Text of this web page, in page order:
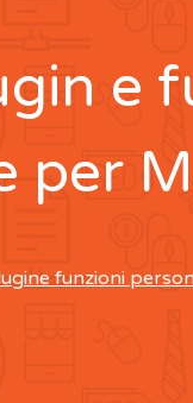
e
per
funzioni